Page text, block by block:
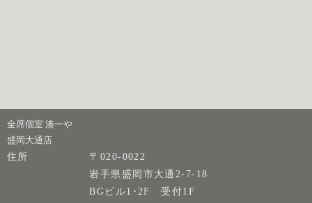
全席個室 湊一や
盛岡大通店
住所
〒020-0022
岩手県盛岡市大通2-7-18
BGビル1･2F 受付1F